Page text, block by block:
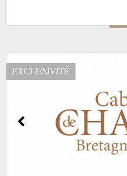
EXCLUSIVITÉ